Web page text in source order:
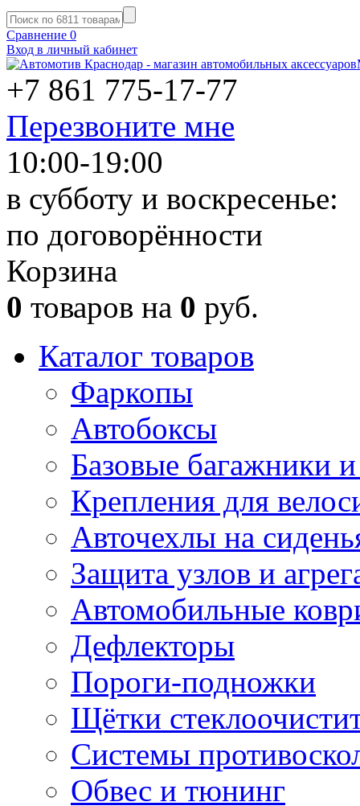
Сравнение 0
Вход в личный кабинет
+7 861 775-17-77
Перезвоните мне
10:00-19:00
в субботу и воскресенье:
по договорённости
Корзина
0 товаров на 0 руб.
Каталог товаров
Фаркопы
Автобоксы
Базовые багажники
Крепления для
Авточехлы на
Защита узлов и
Автомобильные
Дефлекторы
Пороги-подножки
Щётки
Системы
Обвес и тюнинг